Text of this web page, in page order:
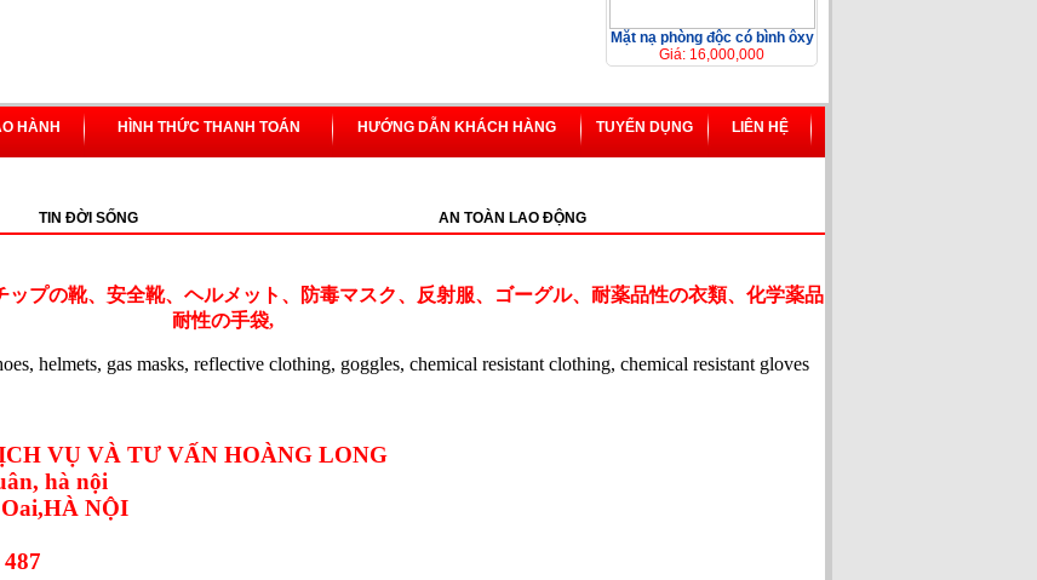
Mặt nạ phòng độc có bình ôxy
Giá: 16,000,000
HÀNH HÌNH THỨC THANH TOÁN HƯỚNG DẪN KHÁCH HÀNG TUYỂN DỤNG LIÊN HỆ
TIN ĐỜI SỐNG
AN TOÀN LAO ĐỘNG
プの靴、安全靴、ヘルメット、防毒マスク、反射服、ゴーグル、耐薬品性の衣類、化学薬品
耐性の手袋,
helmets, gas masks, reflective clothing, goggles, chemical resistant clothing, chemical resistant gloves
VỤ VÀ TƯ VẤN HOÀNG LONG
hà nội
NỘI